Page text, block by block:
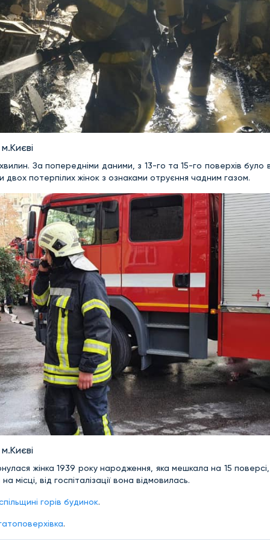
За попередніми даними, з 13-го та 15-го поверхів було
потерпілих жінок з ознаками отруєння чадним газом.
жінка 1939 року народження, яка мешкала на 15
від госпіталізації вона відмовилась.
горів будинок.
.